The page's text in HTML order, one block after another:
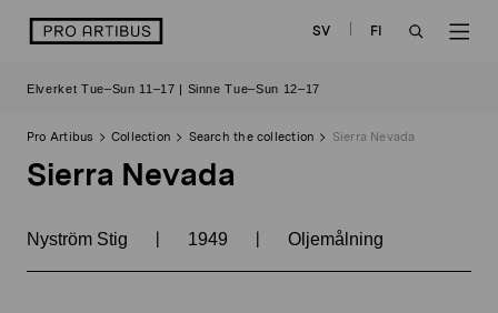
logo SV
FI
Elverket Tue–Sun 11–17 | Sinne Tue–Sun 12–17
Pro Artibus Collection Search the collection Sierra Nevada
Sierra Nevada
Nyström Stig | 1949 | Oljemålning